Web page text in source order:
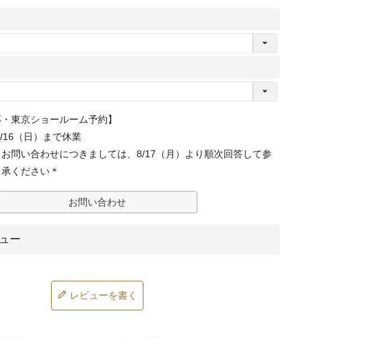
東京ショールーム予約】
（日）まで休業
問い合わせにつきましては、8/17（月）より順次回答して参
ください＊
お問い合わせ
レビューを書く